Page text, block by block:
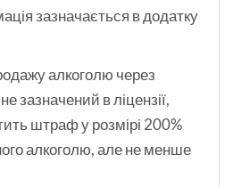
зазначається в додатку
алкоголю через
зазначений в ліцензії,
штраф у розмірі 200%
алкоголю, але не менше